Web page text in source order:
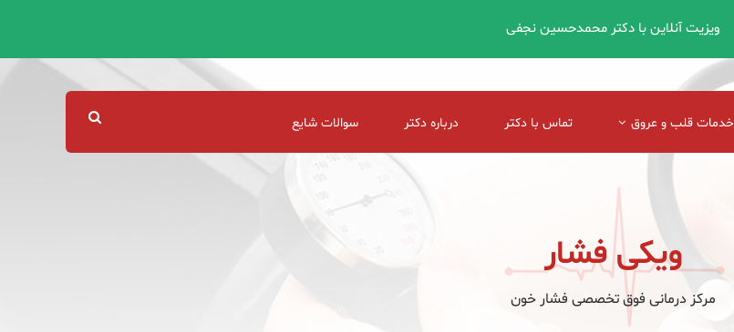
ویزیت آنلاین با دکتر محمدحسین نجفی
خدمات قلب و عروق تماس با دکتر درباره دکتر سوالات شایع
ویکی فشار